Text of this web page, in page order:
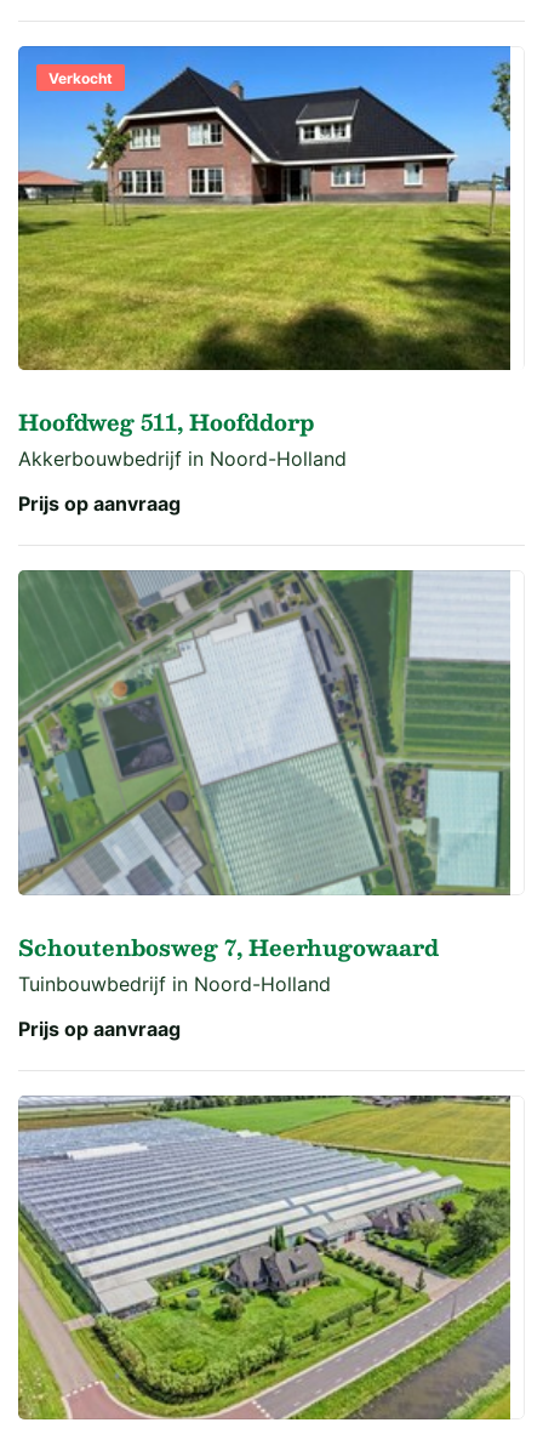
Verkocht
Hoofdweg 511, Hoofddorp
Akkerbouwbedrijf in Noord-Holland
Prijs op aanvraag
Schoutenbosweg 7, Heerhugowaard
Tuinbouwbedrijf in Noord-Holland
Prijs op aanvraag